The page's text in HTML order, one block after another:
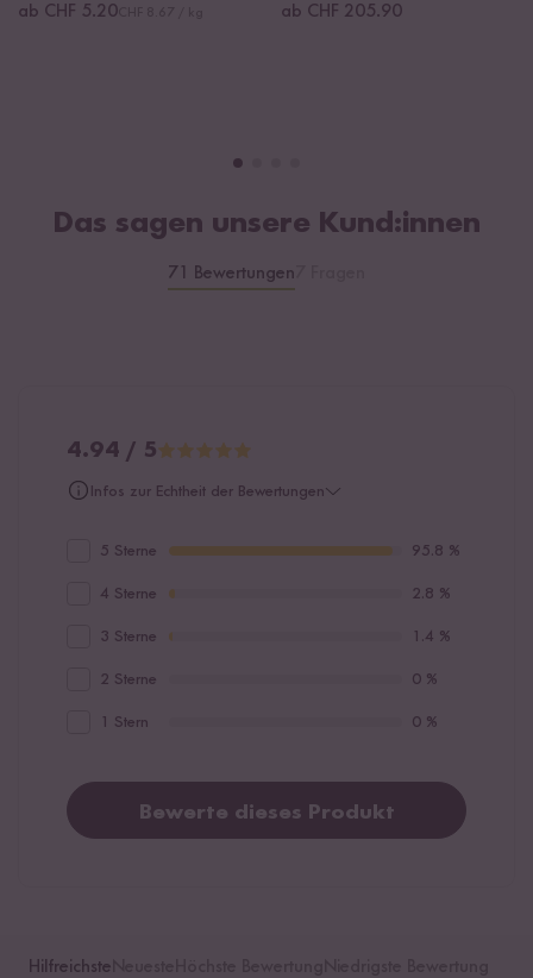
ab CHF 5.20 ab CHF 205.90
Das sagen unsere Kund:innen
71 Bewertungen
4.94 / 5
Infos zur Echtheit der Bewertungen
5 Sterne 95.8 %
4 Sterne 2.8 %
3 Sterne 1.4 %
2 Sterne 0 %
1 Stern 0 %
Bewerte dieses Produkt
Hilfreichste